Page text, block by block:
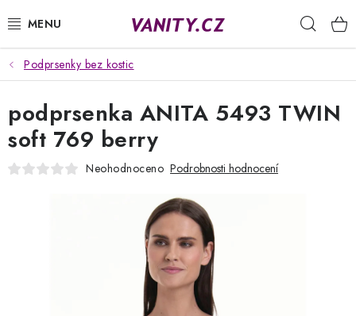
na
KABELKY
SPODNÍ PRÁDLO
PUNČOCHY
Podprsenky bez kostic
podprsenka ANITA 5493 TWIN
soft 769 berry
Neohodnoceno Podrobnosti hodnocení